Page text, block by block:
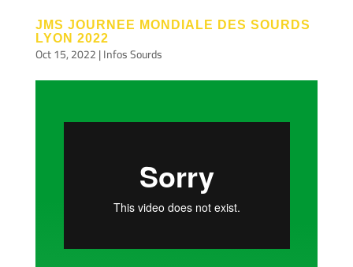
JMS JOURNEE MONDIALE DES SOURDS
LYON 2022
Oct 15, 2022|Infos Sourds